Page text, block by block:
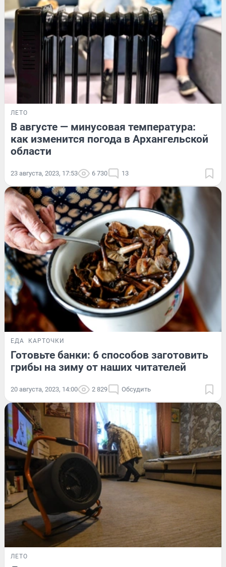
ЛЕТО
В августе — минусовая температура:
как изменится погода в Архангельской
области
23 августа, 2023, 17:53 6 730 13
ЕДА КАРТОЧКИ
Готовьте банки: 6 способов заготовить
грибы на зиму от наших читателей
20 августа, 2023, 14:00 2 829 Обсудить
ЛЕТО